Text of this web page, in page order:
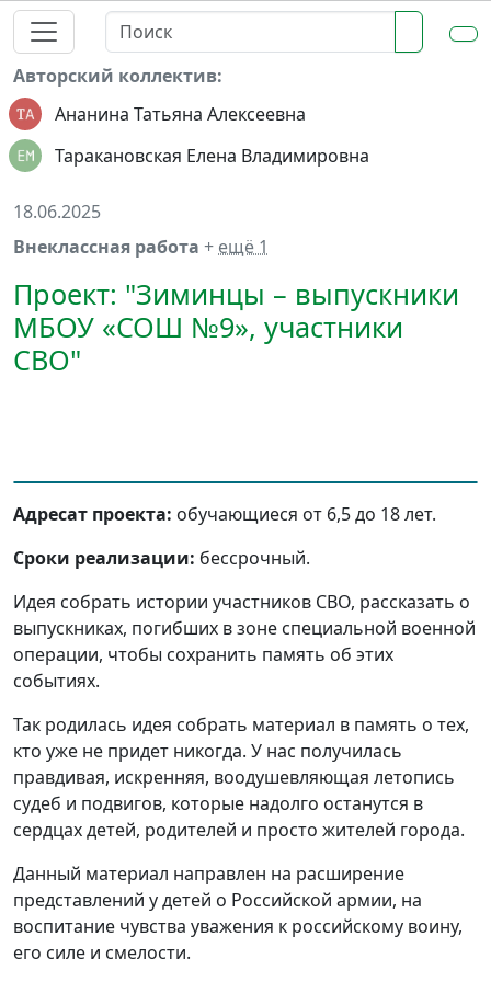
Авторский коллектив:
Ананина Татьяна Алексеевна
Таракановская Елена Владимировна
18.06.2025
Внеклассная работа + ещё 1
Проект: "Зиминцы – выпускники
МБОУ «СОШ №9», участники
СВО"
Адресат проекта: обучающиеся от 6,5 до 18 лет.
Сроки реализации: бессрочный.
Идея собрать истории участников СВО, рассказать о
выпускниках, погибших в зоне специальной военной
операции, чтобы сохранить память об этих
событиях.
Так родилась идея собрать материал в память о тех,
кто уже не придет никогда. У нас получилась
правдивая, искренняя, воодушевляющая летопись
судеб и подвигов, которые надолго останутся в
сердцах детей, родителей и просто жителей города.
Данный материал направлен на расширение
представлений у детей о Российской армии, на
воспитание чувства уважения к российскому воину,
его силе и смелости.